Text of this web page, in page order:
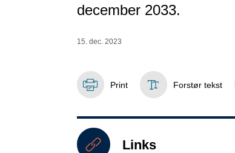
december 2033.
15. dec. 2023
Print Forstør tekst
Links